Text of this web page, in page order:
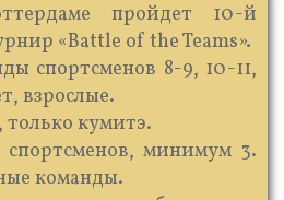
пройдет 10-й
«Battle of the Teams».
спортсменов 8-9, 10-11,
взрослые.
только кумитэ.
спортсменов, минимум 3.
команды.